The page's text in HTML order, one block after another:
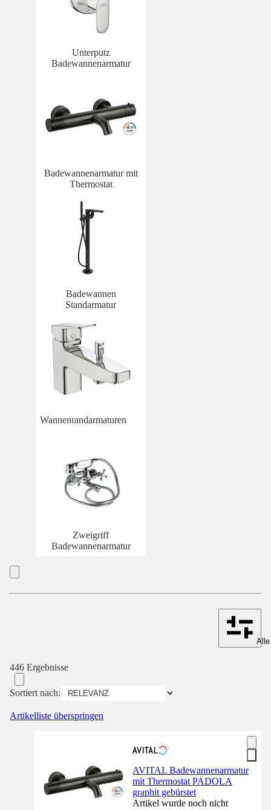
Unterputz
Badewannenarmatur
Badewannenarmatur mit
Thermostat
Badewannen
Standarmatur
Wannenrandarmaturen
Zweigriff
Badewannenarmatur
446 Ergebnisse
Sortiert nach:
Artikelliste überspringen
AVITAL Badewannenarmatur
mit Thermostat PADOLA
graphit gebürstet
Artikel wurde noch nicht